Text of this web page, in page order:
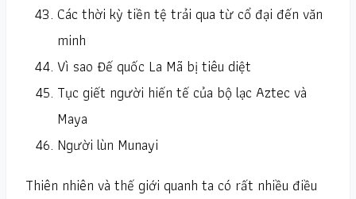
Các thời kỳ tiền tệ trải qua từ cổ đại đến văn
minh
Vì sao Đế quốc La Mã bị tiêu diệt
Tục giết người hiến tế của bộ lạc Aztec và
Maya
Người lùn Munayi
Thiên nhiên và thế giới quanh ta có rất nhiều điều